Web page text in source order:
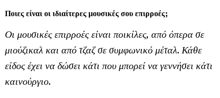
Ποιες είναι οι ιδιαίτερες μουσικές σου επιρροές;
Οι μουσικές επιρροές είναι ποικίλες, από όπερα σε
μιούζικαλ και από τζαζ σε συμφωνικό μέταλ. Κάθε
είδος έχει να δώσει κάτι που μπορεί να γεννήσει κάτι
καινούργιο.